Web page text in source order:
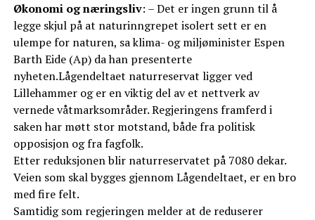
Økonomi og næringsliv: – Det er ingen grunn til å
legge skjul på at naturinngrepet isolert sett er en
ulempe for naturen, sa klima- og miljøminister Espen
Barth Eide (Ap) da han presenterte
nyheten.Lågendeltaet naturreservat ligger ved
Lillehammer og er en viktig del av et nettverk av
vernede våtmarksområder. Regjeringens framferd i
saken har møtt stor motstand, både fra politisk
opposisjon og fra fagfolk.
Etter reduksjonen blir naturreservatet på 7080 dekar.
Veien som skal bygges gjennom Lågendeltaet, er en bro
med fire felt.
Samtidig som regjeringen melder at de reduserer